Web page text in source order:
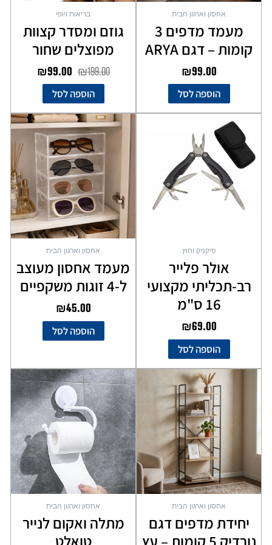
אחסון וארגון הבית
מעמד מדפים 3
קומות – דגם ARYA
₪99.00
הוספה לסל
בריאות ויופי
גוזם ומסדר קצוות
מפוצלים שחור
₪199.00
₪99.00
הוספה לסל
פיקניק וחוץ
אולר פלייר
רב-תכליתי מקצועי
16 ס"מ
₪69.00
הוספה לסל
אחסון וארגון הבית
מעמד אחסון מעוצב
ל-4 זוגות משקפיים
₪45.00
הוספה לסל
אחסון וארגון הבית
יחידת מדפים דגם
נורדיק 5 קומות – עץ
יש
סוגים.
לבחור
את
האפשרויות
בעמוד
אחסון וארגון הבית
מתלה ואקום לנייר
טואלט